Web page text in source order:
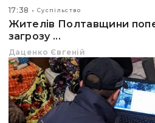
17:38 Суспільство
Жителів Полтавщини
загрозу ...
Даценко Євгеній